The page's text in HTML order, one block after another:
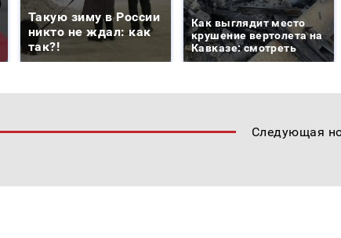
Такую зиму в России
никто не ждал: как
так?!
Как выглядит место
крушение вертолета на
Кавказе: смотреть
Следующая